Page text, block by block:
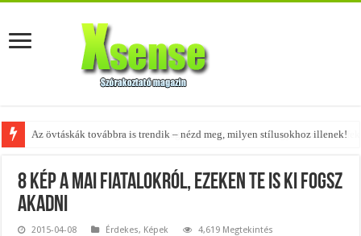
Az övtáskák továbbra is trendik – nézd meg, milyen stílusokhoz illenek!
8 kép a mai fiatalokról, ezeken te is ki fogsz
akadni
2015-04-08 Érdekes, Képek 4,619 Megtekintés